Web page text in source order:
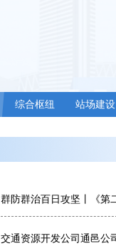
综合枢纽 站场建设